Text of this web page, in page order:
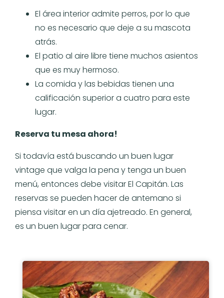
El área interior admite perros, por lo que
no es necesario que deje a su mascota
atrás.
El patio al aire libre tiene muchos asientos
que es muy hermoso.
La comida y las bebidas tienen una
calificación superior a cuatro para este
lugar.
Reserva tu mesa ahora!
Si todavía está buscando un buen lugar
vintage que valga la pena y tenga un buen
menú, entonces debe visitar El Capitán. Las
reservas se pueden hacer de antemano si
piensa visitar en un día ajetreado. En general,
es un buen lugar para cenar.